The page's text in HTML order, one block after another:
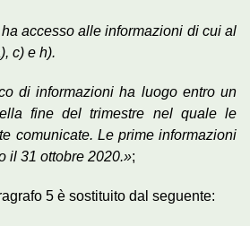
accesso alle informazioni di cui al
c) e h).
di informazioni ha luogo entro un
fine del trimestre nel quale le
comunicate. Le prime informazioni
il 31 ottobre 2020.»;
5 è sostituito dal seguente: